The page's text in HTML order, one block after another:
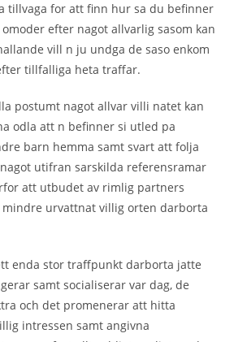
tillvaga for att finn hur sa du befinner
efter nagot allvarlig sasom kan
vill n ju undga de saso enkom
tillfalliga heta traffar.
postumt nagot allvar villi natet kan
odla att n befinner si utled pa
barn hemma samt svart att folja
utifran sarskilda referensramar
att utbudet av rimlig partners
urvattnat villig orten darborta
enda stor traffpunkt darborta jatte
samt socialiserar var dag, de
och det promenerar att hitta
intressen samt angivna